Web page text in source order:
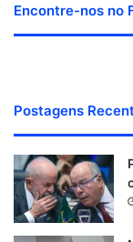
Encontre-nos no
Postagens